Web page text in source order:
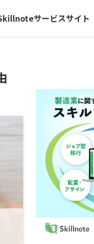
サービスサイト